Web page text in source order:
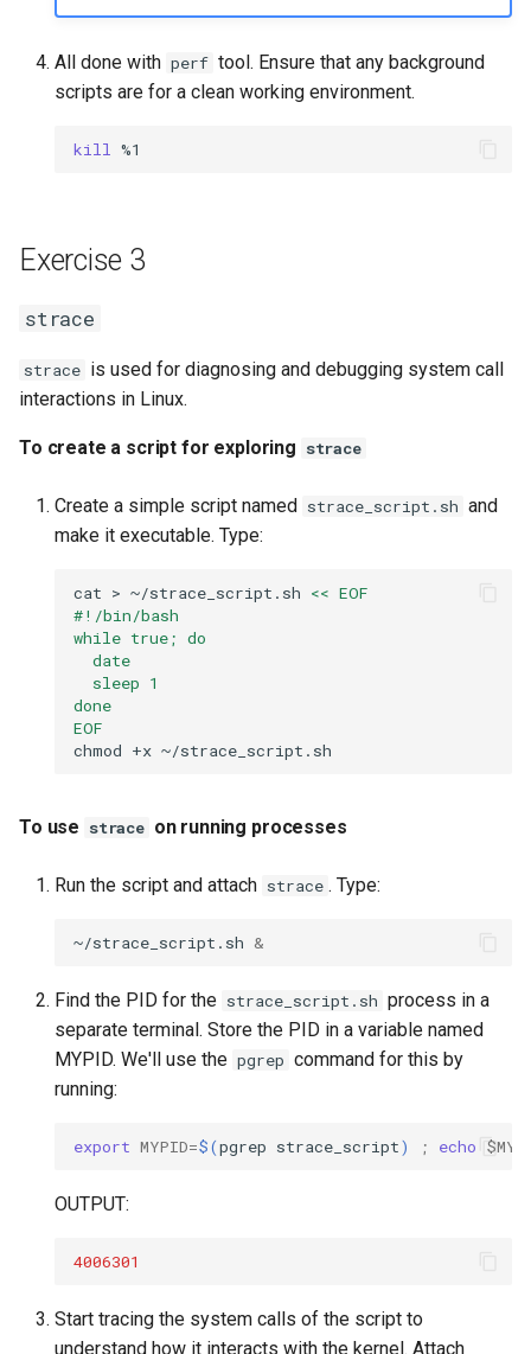
All done with perf tool. Ensure that any background
scripts are for a clean working environment.
kill
Exercise 3
strace
strace is used for diagnosing and debugging system call
interactions in Linux.
To create a script for exploring strace
Create a simple script named strace_script.sh and
make it executable. Type:
cat > ~/strace_script.sh << EOF
#!/bin/bash
while true; do
  date
  sleep 1
done
EOF
chmod +x
To use strace on running processes
Run the script and attach strace . Type:
~/strace_script.sh &
Find the PID for the strace_script.sh process in a
separate terminal. Store the PID in a variable named
MYPID. We'll use the pgrep command for this by
running:
export MYPID=$(pgrep strace_script) ; echo
OUTPUT:
4006301
Start tracing the system calls of the script to
understand how it interacts with the kernel. Attach